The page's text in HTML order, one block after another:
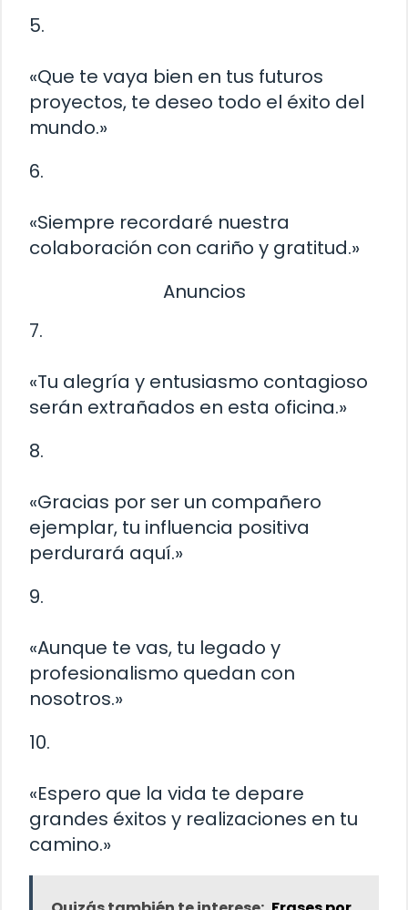
5.
«Que te vaya bien en tus futuros
proyectos, te deseo todo el éxito del
mundo.»
6.
«Siempre recordaré nuestra
colaboración con cariño y gratitud.»
Anuncios
7.
«Tu alegría y entusiasmo contagioso
serán extrañados en esta oficina.»
8.
«Gracias por ser un compañero
ejemplar, tu influencia positiva
perdurará aquí.»
9.
«Aunque te vas, tu legado y
profesionalismo quedan con
nosotros.»
10.
«Espero que la vida te depare
grandes éxitos y realizaciones en tu
camino.»